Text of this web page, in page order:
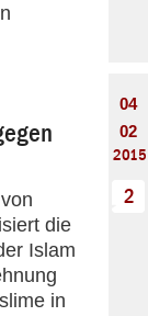
die
Islam
in
04
02
2015
2